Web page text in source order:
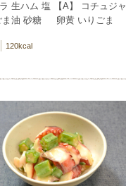
生ハム 塩 【A】 コチュジャ
ま油 砂糖 卵黄 いりごま
120kcal